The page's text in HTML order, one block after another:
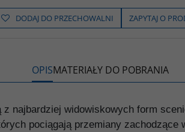
e
b
o
t
t
e
o
p
y
L
i
z
i
e
ę
DODAJ DO PRZECHOWALNI ZAPYTAJ O
OPISMATERIAŁY DO POBRANIA
najbardziej widowiskowych form
pociągają przemiany zachodzące